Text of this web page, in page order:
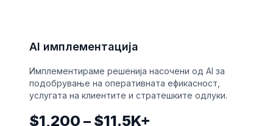
AI имплементација
Имплементираме решенија насочени од AI за
подобрување на оперативната ефикасност,
услугата на клиентите и стратешките одлуки.
$1,200 – $11.5K+